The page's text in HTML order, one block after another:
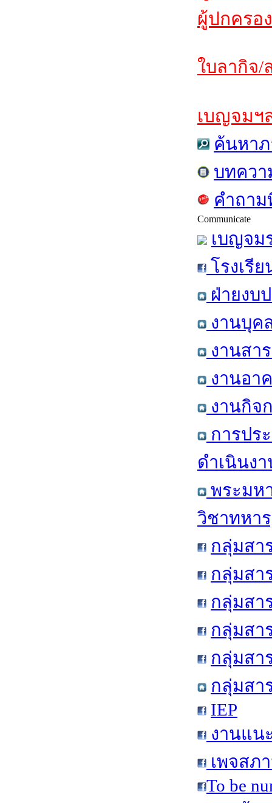
ผู้ปกครอ
ใบลากิจ/
เบญจมฯ
ค้นหาภ
บทควา
คำถา
Communicate
เบญจม
โรงเรี
ฝ่ายงบ
งานบุค
งานสา
งานอา
งานกิจ
การปร
ดำเนินง
พระมห
วิชาทหา
กลุ่มสา
กลุ่มสา
กลุ่มสา
กลุ่มสา
กลุ่มสา
กลุ่มสา
IEP
งานแน
เพจสภ
To be